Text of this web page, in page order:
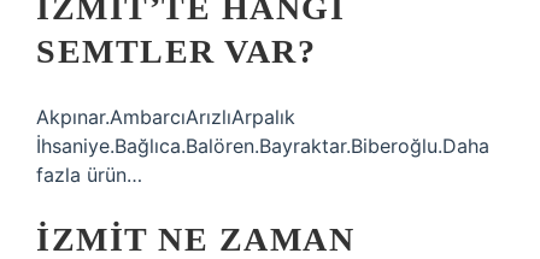
İZMIT’TE HANGI
SEMTLER VAR?
Akpınar.AmbarcıArızlıArpalık
İhsaniye.Bağlıca.Balören.Bayraktar.Biberoğlu.Daha
fazla ürün…
İZMIT NE ZAMAN